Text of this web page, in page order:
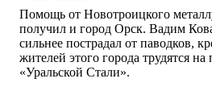
Помощь от Новотроицкого
получил и город Орск. Вадим
сильнее пострадал от паводков,
жителей этого города трудятся на
«Уральской Стали».